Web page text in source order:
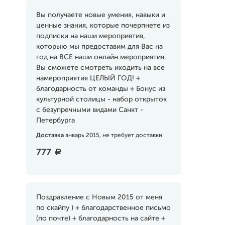
Вы получаете новые умения, навыки и
ценные знания, которые почерпнете из
подписки на наши мероприятия,
которыю мы предоставим для Вас на
год на ВСЕ наши онлайн мероприятия.
Вы сможете смотреть иходить на все
намероприятия ЦЕЛЫЙ ГОД! +
благодарность от команды + Бонус из
культурной столицы - набор открыток
с безупречными видами Санкт -
Петербурга
Доставка январь 2015, не требует доставки
777 a
Поздравление с Новым 2015 от меня
по скайпу ) + благодарственное письмо
(по почте) + благодарность на сайте +